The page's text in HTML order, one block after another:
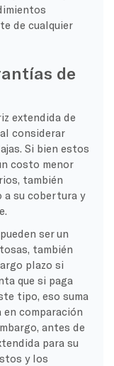
de cualquier
de
extendida de
considerar
Si bien estos
costo menor
también
a su cobertura y
ser un
también
plazo si
que si paga
tipo, eso suma
en comparación
antes de
para su
y los